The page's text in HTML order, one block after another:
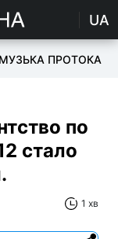
UA
ПРОТОКА
по
стало
1 хв